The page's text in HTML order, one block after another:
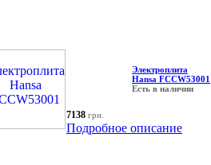
Электроплита
Hansa FCCW53001
Есть в наличии
7138 грн.
Подробное описание